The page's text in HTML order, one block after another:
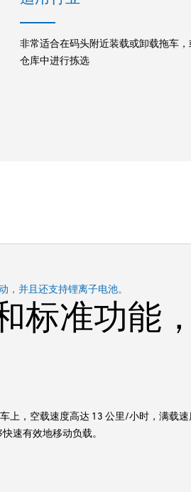
非常适合在码头附近装载或卸载拖车，
仓库中进行拣选
，并且还支持锂离子电池。
标准功能
上，空载速度高达 13 公里/小时，满载
速有效地移动负载。